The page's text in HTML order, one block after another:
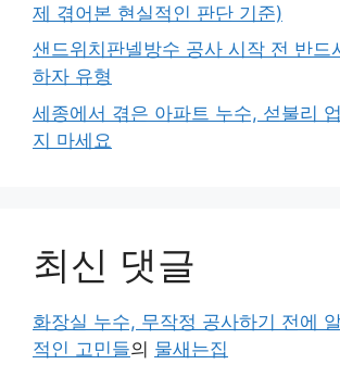
제 겪어본 현실적인 판단 기준)
샌드위치판넬방수 공사 시작 전 반드
하자 유형
세종에서 겪은 아파트 누수, 섣불리
지 마세요
최신 댓글
화장실 누수, 무작정 공사하기 전에
적인 고민들의 물새는집